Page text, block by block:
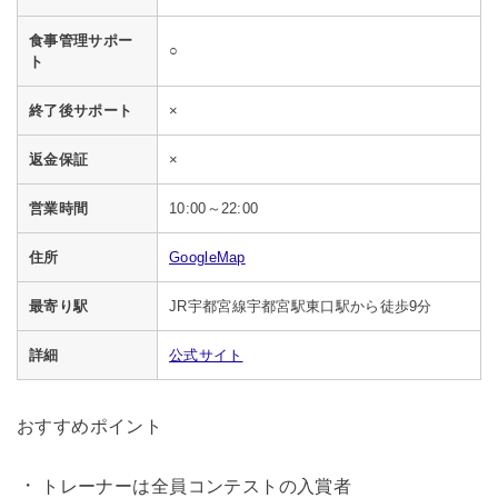
食事管理サポー
ト
○
終了後サポート ×
返金保証 ×
営業時間 10:00～22:00
住所 GoogleMap
最寄り駅 JR宇都宮線宇都宮駅東口駅から徒歩9分
詳細 公式サイト
おすすめポイント
トレーナーは全員コンテストの入賞者